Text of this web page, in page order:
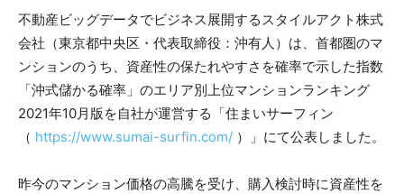
不動産ビッグデータでビジネス展開するスタイルアクト株式
会社（東京都中央区・代表取締役：沖有人）は、首都圏のマ
ンションのうち、資産性の保たれやすさを確率で示した指数
「沖式儲かる確率」のエリア別上位マンションランキング
2021年10月版を自社が運営する「住まいサーフィン
（ https://www.sumai-surfin.com/ ）」にて公表しました。
昨今のマンション価格の高騰を受け、購入検討時に資産性を